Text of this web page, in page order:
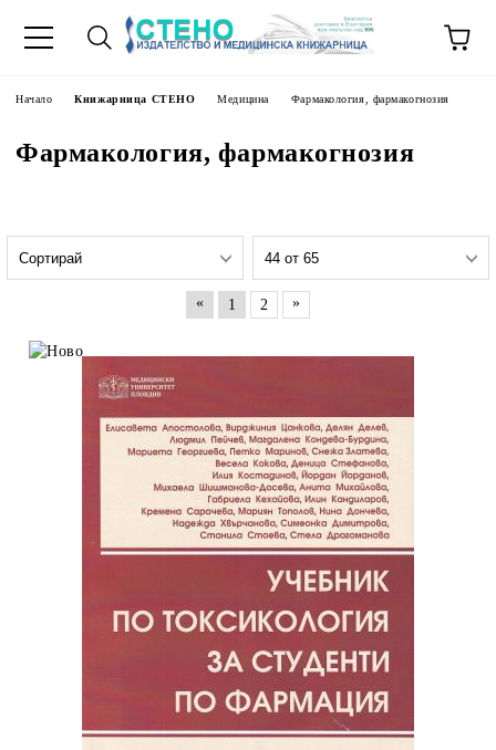
Начало Книжарница СТЕНО Медицина Фармакология, фармакогнозия
Фармакология, фармакогнозия
« 1 2 »